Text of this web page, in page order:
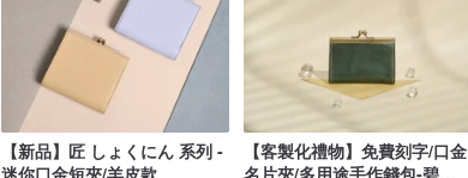
【新品】匠 しょくにん 系列 -
迷你口金短夾/羊皮款
【客製化禮物】免費刻字/口金
名片夾/多用途手作錢包-碧玉